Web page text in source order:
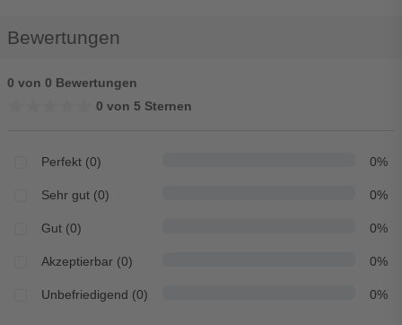
Bewertungen
0 von 0 Bewertungen
0 von 5 Sternen
Perfekt (0) 0%
Sehr gut (0) 0%
Gut (0) 0%
Akzeptierbar (0) 0%
Unbefriedigend (0) 0%